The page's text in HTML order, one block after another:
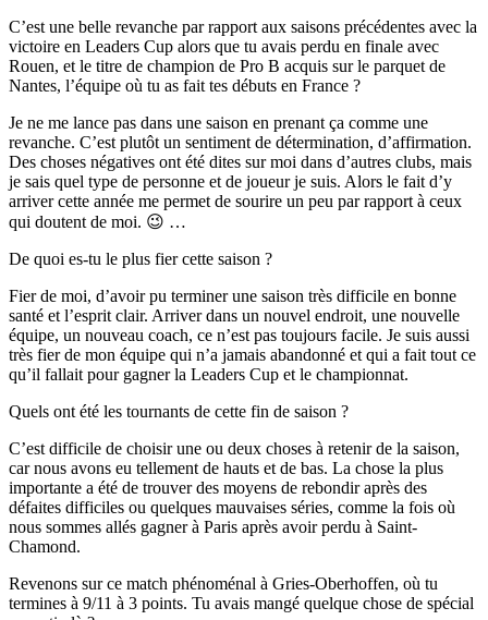
C’est une belle revanche par rapport aux saisons précédentes avec la
victoire en Leaders Cup alors que tu avais perdu en finale avec
Rouen, et le titre de champion de Pro B acquis sur le parquet de
Nantes, l’équipe où tu as fait tes débuts en France ?
Je ne me lance pas dans une saison en prenant ça comme une
revanche. C’est plutôt un sentiment de détermination, d’affirmation.
Des choses négatives ont été dites sur moi dans d’autres clubs, mais
je sais quel type de personne et de joueur je suis. Alors le fait d’y
arriver cette année me permet de sourire un peu par rapport à ceux
qui doutent de moi. 😉 …
De quoi es-tu le plus fier cette saison ?
Fier de moi, d’avoir pu terminer une saison très difficile en bonne
santé et l’esprit clair. Arriver dans un nouvel endroit, une nouvelle
équipe, un nouveau coach, ce n’est pas toujours facile. Je suis aussi
très fier de mon équipe qui n’a jamais abandonné et qui a fait tout ce
qu’il fallait pour gagner la Leaders Cup et le championnat.
Quels ont été les tournants de cette fin de saison ?
C’est difficile de choisir une ou deux choses à retenir de la saison,
car nous avons eu tellement de hauts et de bas. La chose la plus
importante a été de trouver des moyens de rebondir après des
défaites difficiles ou quelques mauvaises séries, comme la fois où
nous sommes allés gagner à Paris après avoir perdu à Saint-
Chamond.
Revenons sur ce match phénoménal à Gries-Oberhoffen, où tu
termines à 9/11 à 3 points. Tu avais mangé quelque chose de spécial